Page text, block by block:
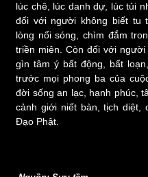
lúc chê, lúc danh dự, lúc tủi
đối với người không biết tu
lòng nổi sóng, chìm đắm
triền miên. Còn đối với
gìn tâm ý bất động, bất
trước mọi phong ba của
đời sống an lạc, hạnh phúc,
cảnh giới niết bàn, tịch diệt,
Đạo Phật.